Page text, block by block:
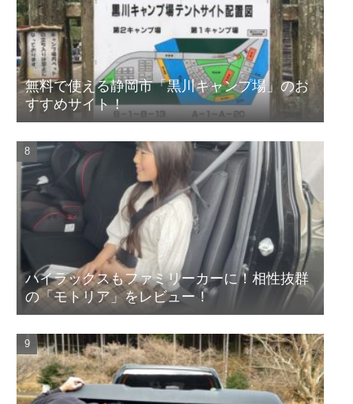
無料で使える静岡市「黒川キャンプ場」のお
すすめサイト！
ハイラックスもファミリーカーに！相性抜群
の「モトリア」をレビュー！